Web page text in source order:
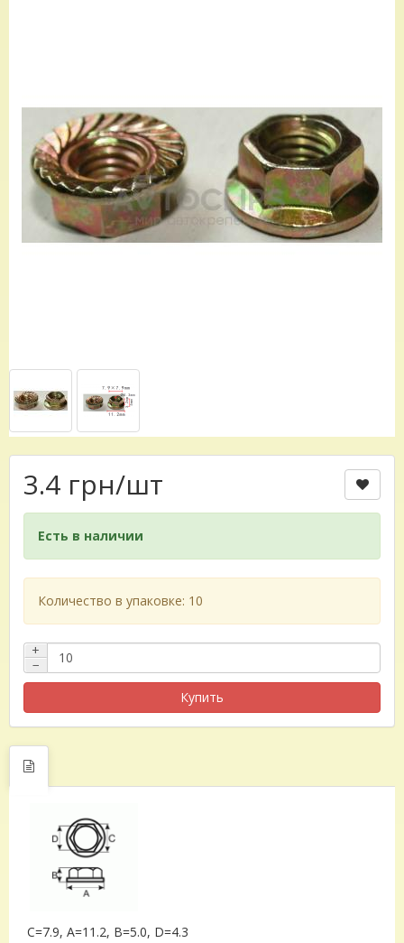
3.4 грн/шт
Есть в наличии
Количество в упаковке: 10
+
−
Купить
C=7.9, A=11.2, B=5.0, D=4.3